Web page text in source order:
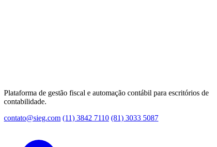
Plataforma de gestão fiscal e automação contábil para escritórios de
contabilidade.
contato@sieg.com (11) 3842 7110 (81) 3033 5087